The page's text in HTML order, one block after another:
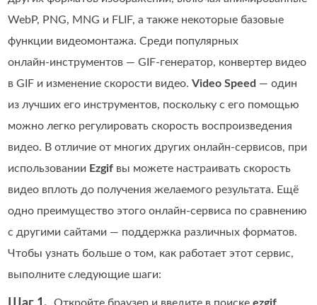
WebP, PNG, MNG и FLIF, а также некоторые базовые
функции видеомонтажа. Среди популярных
онлайн‑инструментов — GIF‑генератор, конвертер видео
в GIF и изменение скорости видео.Video Speed — один
из лучших его инструментов, поскольку с его помощью
можно легко регулировать скорость воспроизведения
видео. В отличие от многих других онлайн‑сервисов, при
использовании Ezgif вы можете настраивать скорость
видео вплоть до получения желаемого результата. Ещё
одно преимущество этого онлайн‑сервиса по сравнению
с другими сайтами — поддержка различных форматов.
Чтобы узнать больше о том, как работает этот сервис,
выполните следующие шаги: